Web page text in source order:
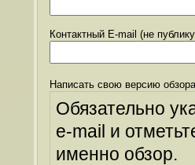
Контактный E-mail (не
Написать свою версию
Обязательно
e-mail и
именно обзор.